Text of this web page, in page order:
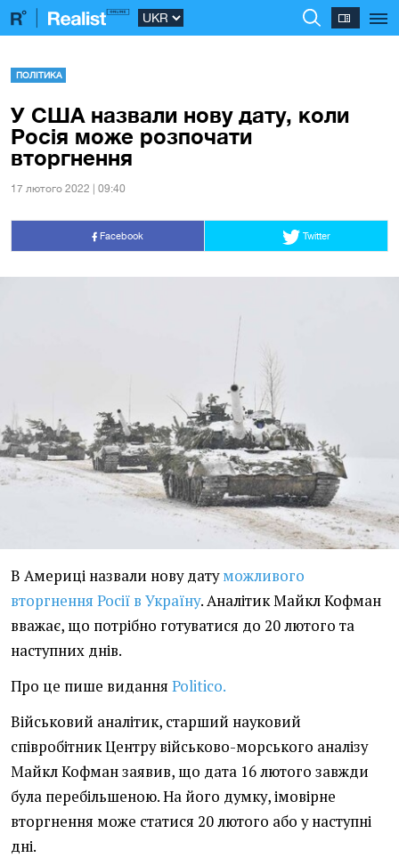
ПОЛІТИКА
У США назвали нову дату, коли
Росія може розпочати
вторгнення
17 лютого 2022 | 09:40
Facebook Twitter
В Америці назвали нову датуможливого
вторгнення Росії в Україну. Аналітик Майкл Кофман
вважає, що потрібно готуватися до 20 лютого та
наступних днів.
Про це пише видання Politico.
Військовий аналітик, старший науковий
співробітник Центру військово-морського аналізу
Майкл Кофман заявив, що дата 16 лютого завжди
була перебільшеною. На його думку, імовірне
вторгнення може статися 20 лютого або у наступні
дні.